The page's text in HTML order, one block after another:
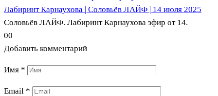
Лабиринт Карнаухова | Соловьёв ЛАЙФ | 14 июля 2025
Соловьёв ЛАЙФ. Лабиринт Карнаухова эфир от 14.
00
Добавить комментарий
Имя *
Email *